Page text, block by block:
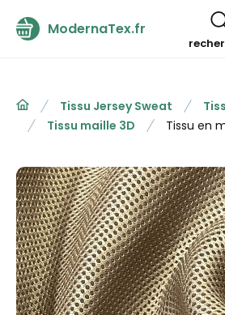
ModernaTex.fr
Tissu Jersey Sweat
Tissu maille 3D
Tissu en